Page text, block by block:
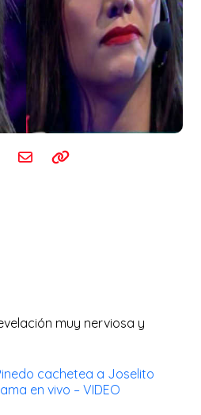
muy nerviosa y
cachetea a Joselito
en vivo – VIDEO